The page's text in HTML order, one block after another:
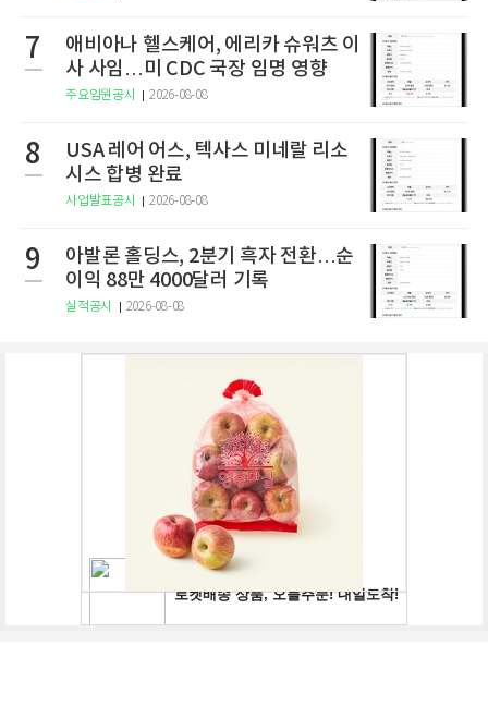
7
애비아나 헬스케어, 에리카 슈워츠 이
사 사임…미 CDC 국장 임명 영향
주요임원공시 2026-08-08
8
USA 레어 어스, 텍사스 미네랄 리소
시스 합병 완료
사업발표공시 2026-08-08
9
아발론 홀딩스, 2분기 흑자 전환…순
이익 88만 4000달러 기록
실적공시 2026-08-08